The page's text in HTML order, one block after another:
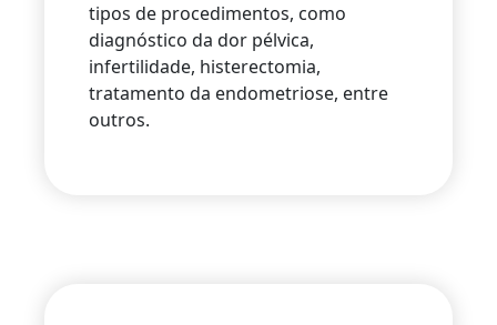
tipos de procedimentos, como
diagnóstico da dor pélvica,
infertilidade, histerectomia,
tratamento da endometriose, entre
outros.